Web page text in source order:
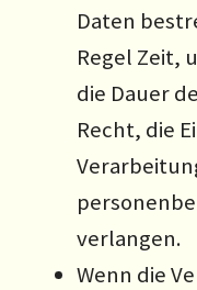
Daten
Regel Zeit,
die Dauer
Recht, die
verlangen.
Wenn die